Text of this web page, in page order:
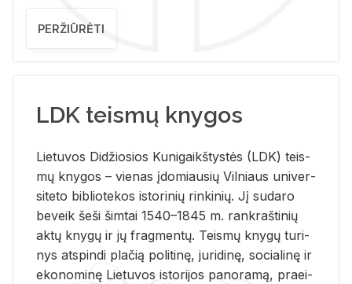
PERŽIŪRĖTI
LDK teismų knygos
Lie­tu­vos Di­džio­sios Ku­ni­gaikš­tys­tės (LDK) teis­
mų kny­gos – vie­nas įdo­miau­sių Vil­niaus uni­ver­
si­te­to bi­b­lio­te­kos is­to­ri­nių rin­ki­nių. Jį su­da­ro
be­veik šeši šim­tai 1540–1845 m. rank­raš­ti­nių
aktų kny­gų ir jų frag­men­tų. Teis­mų kny­gų tu­ri­
nys at­spin­di pla­čią po­li­ti­nę, ju­ri­di­nę, so­cia­li­nę ir
eko­no­mi­nę Lie­tu­vos is­to­ri­jos pa­no­ra­mą, pra­ei­